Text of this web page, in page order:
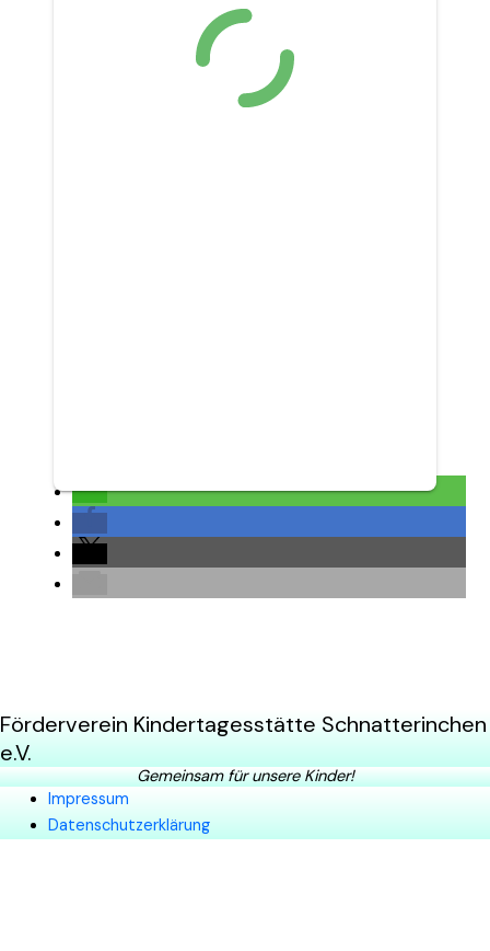
Förderverein Kindertagesstätte Schnatterinchen
e.V.
Gemeinsam für unsere Kinder!
Impressum
Datenschutzerklärung